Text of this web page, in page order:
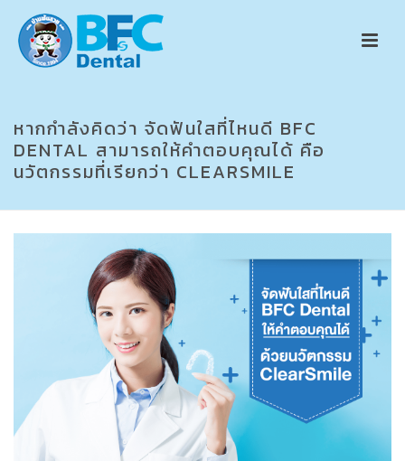
หากกำลังคิดว่า จัดฟันใสที่ไหนดี BFC
DENTAL สามารถให้คำตอบคุณได้ คือ
นวัตกรรมที่เรียกว่า CLEARSMILE